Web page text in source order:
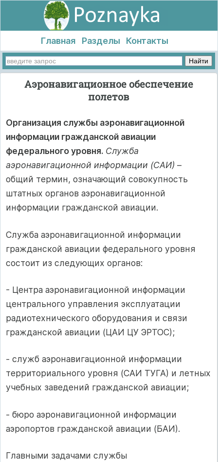
Главная Разделы Контакты
Аэронавигационное обеспечение
полетов
Организация службы аэронавигационной
информации гражданской авиации
федерального уровня. Служба
аэронавигационной информации (САИ) –
общий термин, означающий совокупность
штатных органов аэронавигационной
информации гражданской авиации.
Служба аэронавигационной информации
гражданской авиации федерального уровня
состоит из следующих органов:
- Центра аэронавигационной информации
центрального управления эксплуатации
радиотехнического оборудования и связи
гражданской авиации (ЦАИ ЦУ ЭРТОС);
- служб аэронавигационной информации
территориального уровня (САИ ТУГА) и летных
учебных заведений гражданской авиации;
- бюро аэронавигационной информации
аэропортов гражданской авиации (БАИ).
Главными задачами службы